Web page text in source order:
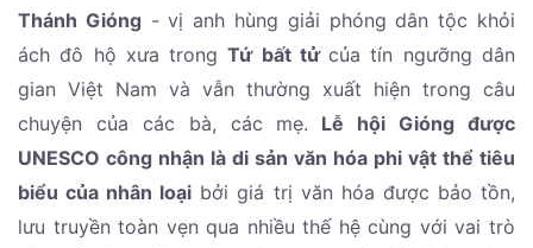
Thánh Gióng- vị anh hùng giải phóng dân tộc khỏi
ách đô hộ xưa trongTứ bất tửcủa tín ngưỡng dân
gian Việt Nam và vẫn thường xuất hiện trong câu
chuyện của các bà, các mẹ.
Lễ hội Gióng được
UNESCO công nhận là di sản văn hóa phi vật thể tiêu
biểu của nhân loại bởi giá trị văn hóa được bảo tồn,
lưu truyền toàn vẹn qua nhiều thế hệ cùng với vai trò